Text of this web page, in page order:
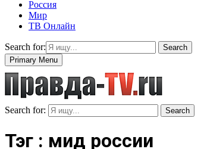
Россия
Мир
ТВ Онлайн
Search for:
Search
Primary Menu
Search for: Search
Тэг : мид россии